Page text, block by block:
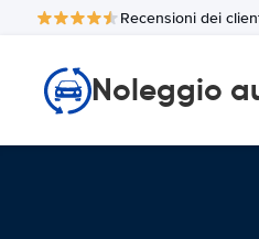
Recensioni dei
Noleggio